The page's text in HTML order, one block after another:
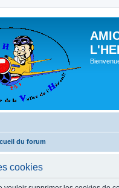
du forum
cookies